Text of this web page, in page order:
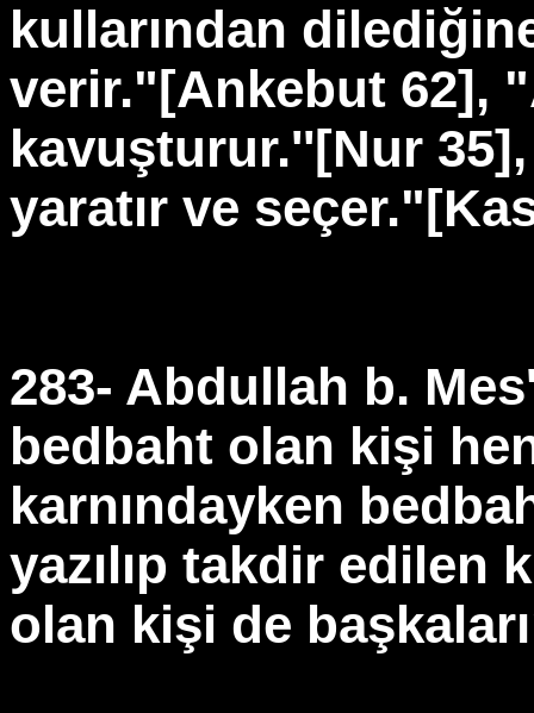
kullarından
verir."[Ankebut 62],
kavuşturur.''[Nur
yaratır ve
283- Abdullah b.
bedbaht olan kişi
karnındayken
yazılıp takdir edilen
olan kişi de